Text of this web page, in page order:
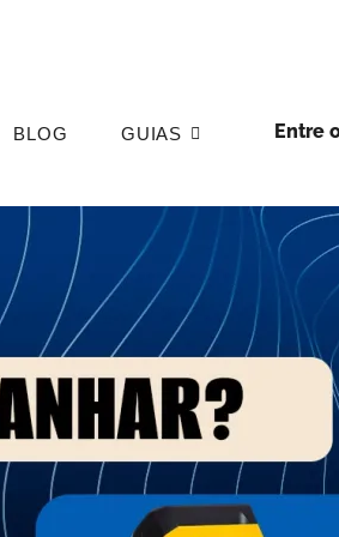
BLOG GUIAS Entre